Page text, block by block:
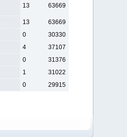
13 63669
13
63669
0
30330
4
37107
0
31376
1
31022
0 29915